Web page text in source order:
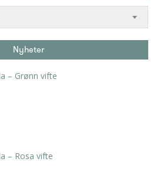
Nyheter
– Grønn vifte
– Rosa vifte